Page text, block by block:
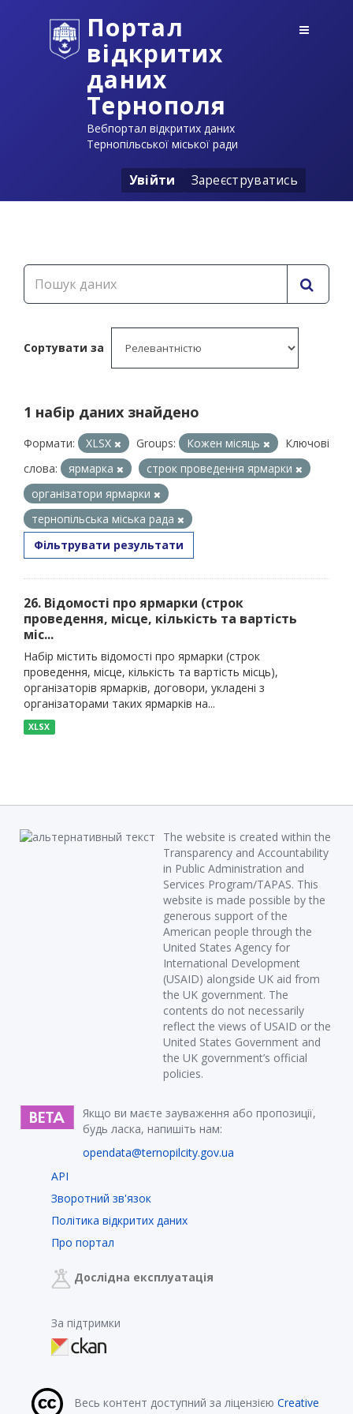
Портал
відкритих
даних
Тернополя
Вебпортал відкритих даних
Тернопільської міської ради
Увійти Зареєструватись
Сортувати за
1 набір даних знайдено
Формати: XLSX Groups: Кожен місяць
Ключові
слова:
ярмарка
строк проведення ярмарки
організатори ярмарки
тернопільська міська рада
Фільтрувати результати
26. Відомості про ярмарки (строк
проведення, місце, кількість та вартість
міс...
Набір містить відомості про ярмарки (строк
проведення, місце, кількість та вартість місць),
організаторів ярмарків, договори, укладені з
організаторами таких ярмарків на...
XLSX
The website is created within the
Transparency and Accountability
in Public Administration and
Services Program/TAPAS. This
website is made possible by the
generous support of the
American people through the
United States Agency for
International Development
(USAID) alongside UK aid from
the UK government. The
contents do not necessarily
reflect the views of USAID or the
United States Government and
the UK government’s official
policies.
Якщо ви маєте зауваження або пропозиції,
будь ласка, напишіть нам:
opendata@ternopilcity.gov.ua
API
Зворотний зв'язок
Політика відкритих даних
Про портал
Дослідна експлуатація
За підтримки
Весь контент доступний за ліцензією Creative